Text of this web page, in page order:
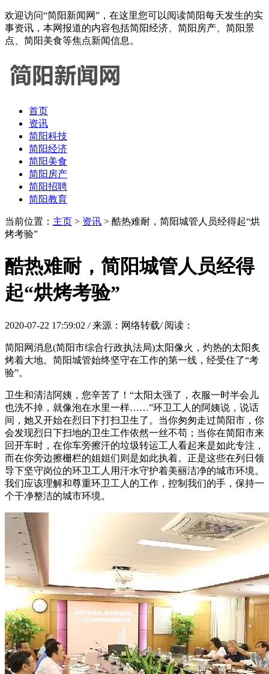
欢迎访问“简阳新闻网”，在这里您可以阅读简阳每天发生的实
事资讯，本网报道的内容包括简阳经济、简阳房产、简阳景
点、简阳美食等焦点新闻信息。
首页
资讯
简阳科技
简阳经济
简阳美食
简阳房产
简阳招聘
简阳教育
当前位置： 主页 > 资讯 > 酷热难耐，简阳城管人员经得起“烘
烤考验”
酷热难耐，简阳城管人员经得
起“烘烤考验”
2020-07-22 17:59:02 / 来源：网络转载/ 阅读：
简阳网消息(简阳市综合行政执法局)太阳像火，灼热的太阳炙
烤着大地。简阳城管始终坚守在工作的第一线，经受住了“考
验”。
卫生和清洁阿姨，您辛苦了！“太阳太强了，衣服一时半会儿
也洗不掉，就像泡在水里一样……”环卫工人的阿姨说，说话
间，她又开始在烈日下打扫卫生了。当你匆匆走过简阳市，你
会发现烈日下扫地的卫生工作依然一丝不苟；当你在简阳市来
回开车时，在你车旁擦汗的垃圾转运工人看起来是如此专注，
而在你旁边擦栅栏的姐姐们则是如此执着。正是这些在列日领
导下坚守岗位的环卫工人用汗水守护着美丽洁净的城市环境。
我们应该理解和尊重环卫工人的工作，控制我们的手，保持一
个干净整洁的城市环境。